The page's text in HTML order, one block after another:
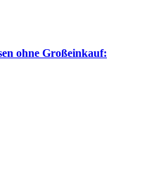
ohne Großeinkauf: